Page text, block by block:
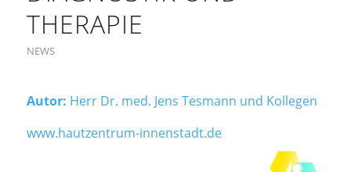
THERAPIE
NEWS
Autor: Herr Dr. med. Jens Tesmann und Kollegen
www.hautzentrum-innenstadt.de